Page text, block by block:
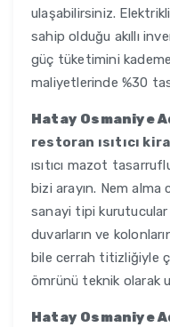
ulaşabilirsiniz. Elektrikli
sahip olduğu akıllı
güç tüketimini
maliyetlerinde %30
Hatay Osmaniye
restoran ısıtıcı
ısıtıcı mazot
bizi arayın. Nem alma
sanayi tipi kurutucular
duvarların ve
bile cerrah titizliğiyle
ömrünü teknik olarak
Hatay Osmaniye